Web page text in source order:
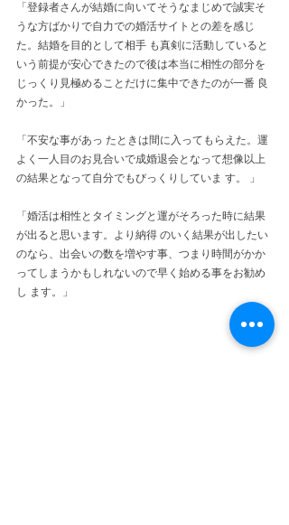
「登録者さんが結婚に向いてそうなまじめで誠実そ
うな方ばかりで自力での婚活サイトとの差を感じ
た。結婚を目的として相手 も真剣に活動していると
いう前提が安心できたので後は本当に相性の部分を
じっくり見極めることだけに集中できたのが一番 良
かった。」
「不安な事があっ たときは間に入ってもらえた。運
よく一人目のお見合いで成婚退会となって想像以上
の結果となって自分でもびっくりしていま す。 」
「婚活は相性とタイミングと運がそろった時に結果
が出ると思います。より納得 のいく結果が出したい
のなら、出会いの数を増やす事、つまり時間がかか
ってしまうかもしれないので早く始める事をお勧め
し ます。」